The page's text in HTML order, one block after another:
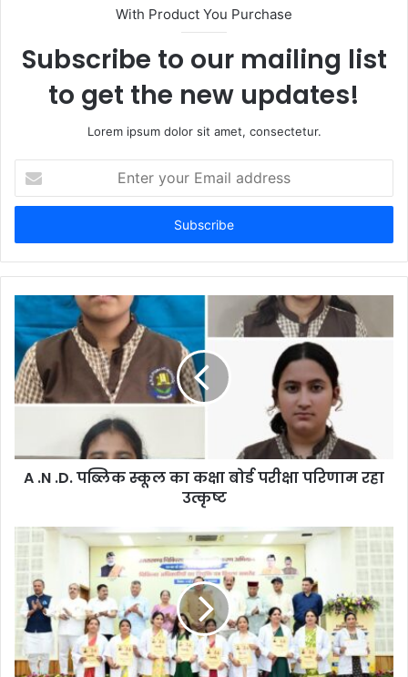
With Product You Purchase
Subscribe to our mailing list
to get the new updates!
Lorem ipsum dolor sit amet, consectetur.
your
Email
A .N .D. पब्लिक स्कूल का कक्षा बोर्ड परीक्षा परिणाम रहा
उत्कृष्ट